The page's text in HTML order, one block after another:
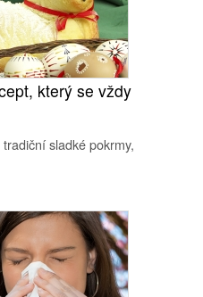
který se vždy
sladké pokrmy,